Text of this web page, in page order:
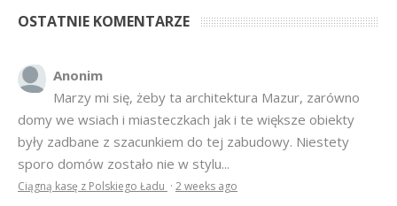
OSTATNIE KOMENTARZE
Anonim
Marzy mi się, żeby ta architektura Mazur, zarówno
domy we wsiach i miasteczkach jak i te większe obiekty
były zadbane z szacunkiem do tej zabudowy. Niestety
sporo domów zostało nie w stylu...
Ciągną kasę z Polskiego Ładu · 2 weeks ago